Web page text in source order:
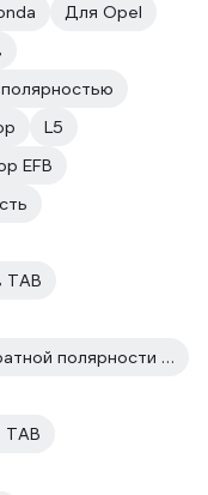
Для Opel
L5
EFB
TAB
Автомобильные аккумуляторы обратной полярности TAB